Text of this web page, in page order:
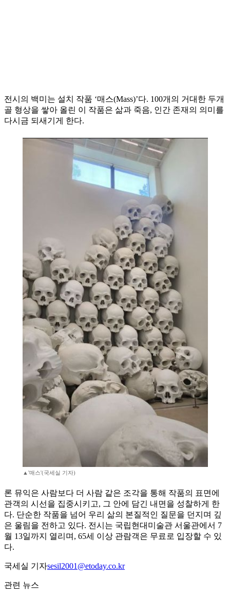
전시의 백미는 설치 작품 ‘매스(Mass)’다. 100개의 거대한 두개
골 형상을 쌓아 올린 이 작품은 삶과 죽음, 인간 존재의 의미를
다시금 되새기게 한다.
▲'매스'(국세실 기자)
론 뮤익은 사람보다 더 사람 같은 조각을 통해 작품의 표면에
관객의 시선을 집중시키고, 그 안에 담긴 내면을 성찰하게 한
다. 단순한 작품을 넘어 우리 삶의 본질적인 질문을 던지며 깊
은 울림을 전하고 있다. 전시는 국립현대미술관 서울관에서 7
월 13일까지 열리며, 65세 이상 관람객은 무료로 입장할 수 있
다.
국세실 기자sesil2001@etoday.co.kr
관련 뉴스